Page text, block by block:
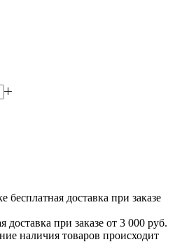
доставка при заказе
доставка при заказе от 3 000 руб.
наличия товаров происходит